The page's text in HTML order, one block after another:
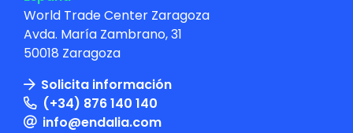
World Trade Center Zaragoza
Avda. María Zambrano, 31
50018 Zaragoza
Solicita información
(+34) 876 140 140
info@endalia.com